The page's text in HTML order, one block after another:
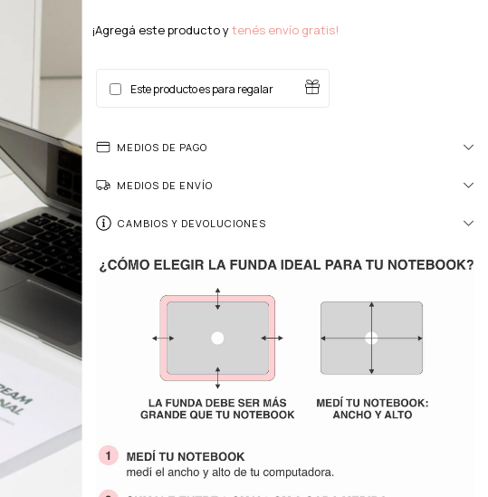
¡Agregá este producto ytenés envío gratis!
Este producto es para regalar
MEDIOS DE PAGO
MEDIOS DE ENVÍO
CAMBIOS Y DEVOLUCIONES